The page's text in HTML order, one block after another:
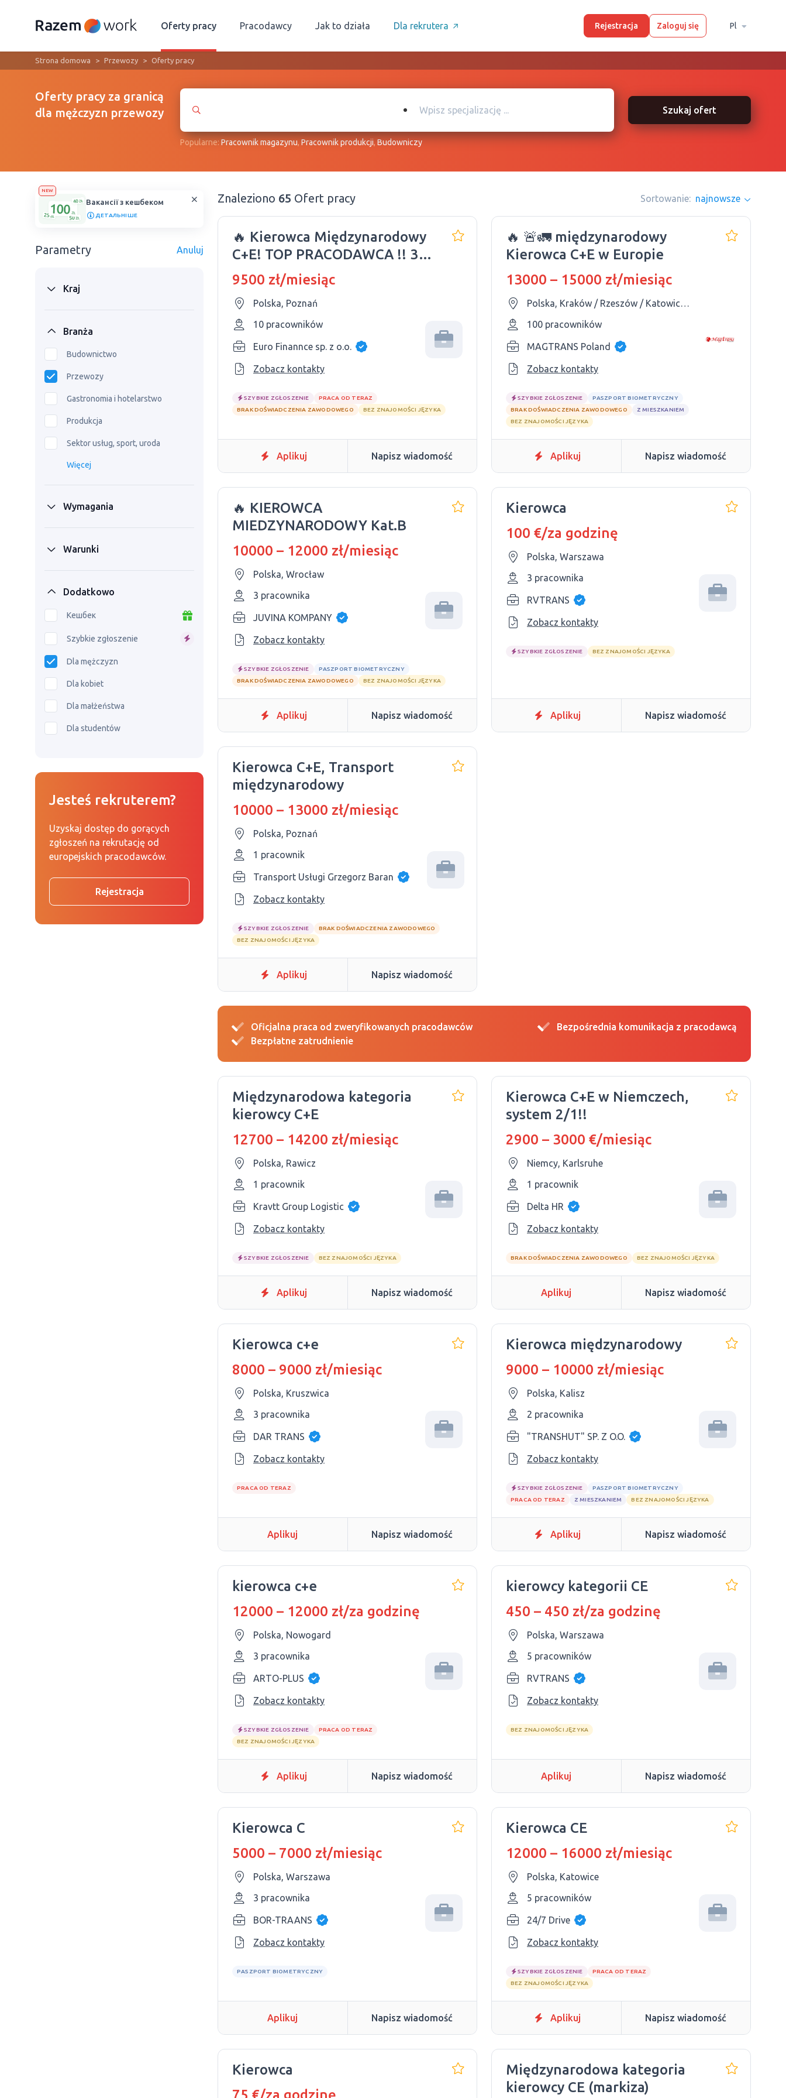
Oferty pracy Pracodawcy Jak to działa Dla rekrutera Rejestracja Zaloguj się Pl
Strona domowa Przewozy Oferty pracy
Oferty pracy za granicą
dla mężczyzn przewozy
Szukaj ofert
Popularne:Рracownik magazynu,Pracownik produkcji,Budowniczy
NEW
Вакансії з кешбеком
ДЕТАЛЬНІШЕ
Parametry Anuluj
Kraj
Branża
Budownictwo
Przewozy
Gastronomia i hotelarstwo
Produkcja
Sektor usług, sport, uroda
Więcej
Wymagania
Warunki
Dodatkowo
Кешбек
Szybkie zgłoszenie
Dla mężczyzn
Dla kobiet
Dla małżeństwa
Dla studentów
Jesteś rekruterem?
Uzyskaj dostęp do gorących
zgłoszeń na rekrutację od
europejskich pracodawców.
Rejestracja
Znaleziono 65 Ofert pracy Sortowanie: najnowsze
🔥 Kierowca Międzynarodowy
C+E! TOP PRACODAWCA !! 3/1
- 9500zł
9500 zł/miesiąc
Polska, Poznań
10 pracowników
Euro Finannce sp. z o.o.
Zobacz kontakty
SZYBKIE ZGŁOSZENIE
PRACA OD TERAZ
BRAK DOŚWIADCZENIA ZAWODOWEGO
BEZ ZNAJOMOŚCI JĘZYKA
Aplikuj Napisz wiadomość
🔥 🚨🚛 międzynarodowy
Kierowca C+E w Europie
13000 – 15000 zł/miesiąc
Polska, Kraków / Rzeszów / Katowice / Kielce / Lublin
100 pracowników
MAGTRANS Poland
Zobacz kontakty
SZYBKIE ZGŁOSZENIE
PASZPORT BIOMETRYCZNY
BRAK DOŚWIADCZENIA ZAWODOWEGO
Z MIESZKANIEM
BEZ ZNAJOMOŚCI JĘZYKA
Aplikuj Napisz wiadomość
🔥 KIEROWCA
MIEDZYNARODOWY Kat.B
10000 – 12000 zł/miesiąc
Polska, Wrocław
3 pracownika
JUVINA KOMPANY
Zobacz kontakty
SZYBKIE ZGŁOSZENIE
PASZPORT BIOMETRYCZNY
BRAK DOŚWIADCZENIA ZAWODOWEGO
BEZ ZNAJOMOŚCI JĘZYKA
Aplikuj Napisz wiadomość
Kierowca
100 €/za godzinę
Polska, Warszawa
3 pracownika
RVTRANS
Zobacz kontakty
SZYBKIE ZGŁOSZENIE BEZ ZNAJOMOŚCI JĘZYKA
Aplikuj Napisz wiadomość
Kierowca C+E, Transport
międzynarodowy
10000 – 13000 zł/miesiąc
Polska, Poznań
1 pracownik
Transport Usługi Grzegorz Baran
Zobacz kontakty
SZYBKIE ZGŁOSZENIE
BRAK DOŚWIADCZENIA ZAWODOWEGO
BEZ ZNAJOMOŚCI JĘZYKA
Aplikuj Napisz wiadomość
Oficjalna praca od zweryfikowanych pracodawców
Bezpośrednia komunikacja z pracodawcą
Bezpłatne zatrudnienie
Międzynarodowa kategoria
kierowcy C+E
12700 – 14200 zł/miesiąc
Polska, Rawicz
1 pracownik
Kravtt Group Logistic
Zobacz kontakty
SZYBKIE ZGŁOSZENIE BEZ ZNAJOMOŚCI JĘZYKA
Aplikuj Napisz wiadomość
Kierowca C+E w Niemczech,
system 2/1!!
2900 – 3000 €/miesiąc
Niemcy, Karlsruhe
1 pracownik
Delta HR
Zobacz kontakty
BRAK DOŚWIADCZENIA ZAWODOWEGO BEZ ZNAJOMOŚCI JĘZYKA
Aplikuj Napisz wiadomość
Kierowca c+e
8000 – 9000 zł/miesiąc
Polska, Kruszwica
3 pracownika
DAR TRANS
Zobacz kontakty
PRACA OD TERAZ
Aplikuj Napisz wiadomość
Kierowca międzynarodowy
9000 – 10000 zł/miesiąc
Polska, Kalisz
2 pracownika
"TRANSHUT" SP. Z O.O.
Zobacz kontakty
SZYBKIE ZGŁOSZENIE
PASZPORT BIOMETRYCZNY
PRACA OD TERAZ
Z MIESZKANIEM BEZ ZNAJOMOŚCI JĘZYKA
Aplikuj Napisz wiadomość
kierowca c+e
12000 – 12000 zł/za godzinę
Polska, Nowogard
3 pracownika
ARTO-PLUS
Zobacz kontakty
SZYBKIE ZGŁOSZENIE
PRACA OD TERAZ
BEZ ZNAJOMOŚCI JĘZYKA
Aplikuj Napisz wiadomość
kierowcy kategorii CE
450 – 450 zł/za godzinę
Polska, Warszawa
5 pracowników
RVTRANS
Zobacz kontakty
BEZ ZNAJOMOŚCI JĘZYKA
Aplikuj Napisz wiadomość
Kierowca C
5000 – 7000 zł/miesiąc
Polska, Warszawa
3 pracownika
BOR-TRAANS
Zobacz kontakty
PASZPORT BIOMETRYCZNY
Aplikuj Napisz wiadomość
Kierowca CE
12000 – 16000 zł/miesiąc
Polska, Katowice
5 pracowników
24/7 Drive
Zobacz kontakty
SZYBKIE ZGŁOSZENIE
PRACA OD TERAZ
BEZ ZNAJOMOŚCI JĘZYKA
Aplikuj Napisz wiadomość
Kierowca
75 €/za godzinę
Międzynarodowa kategoria
kierowcy CE (markiza)